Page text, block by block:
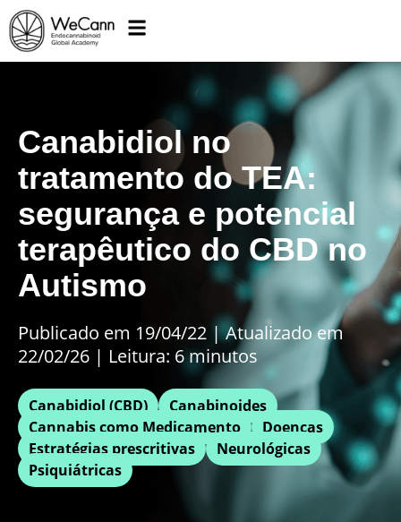
Canabidiol no
tratamento do TEA:
segurança e potencial
terapêutico do CBD no
Autismo
Publicado em 19/04/22 |Atualizado em
22/02/26 | Leitura: 6 minutos
Canabidiol (CBD)
Canabinoides
Cannabis como Medicamento
Doenças
Estratégias prescritivas
Neurológicas
Psiquiátricas